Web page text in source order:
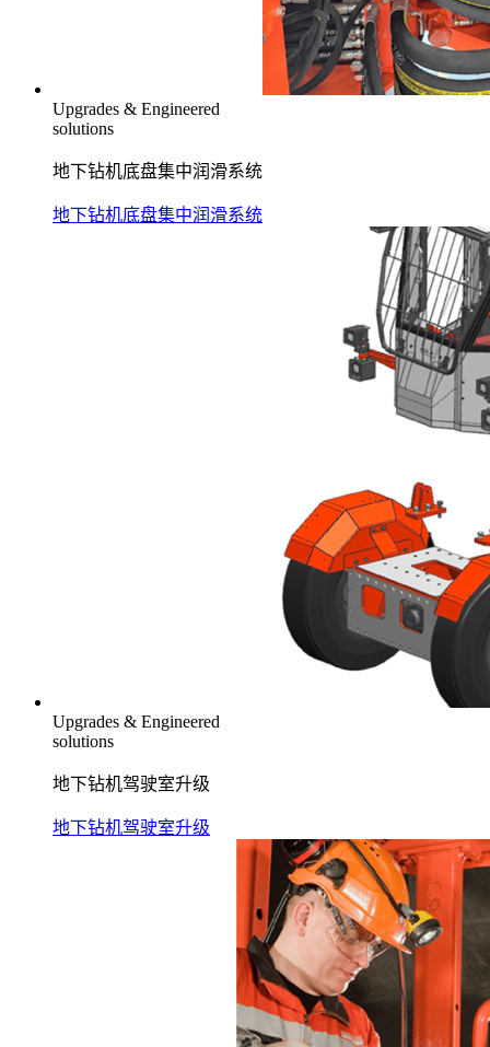
Upgrades & Engineered
solutions
地下钻机底盘集中润滑系统
地下钻机底盘集中润滑系统
Upgrades & Engineered
solutions
地下钻机驾驶室升级
地下钻机驾驶室升级